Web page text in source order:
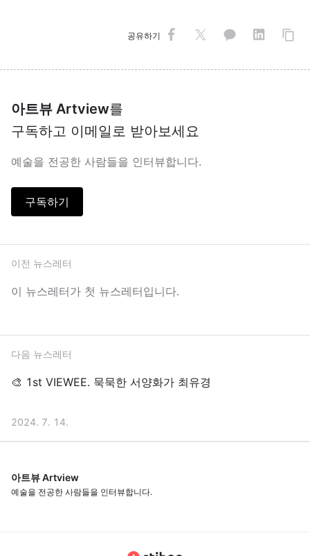
공유하기
아트뷰 Artview를
구독하고 이메일로 받아보세요
예술을 전공한 사람들을 인터뷰합니다.
구독하기
이전 뉴스레터
이 뉴스레터가 첫 뉴스레터입니다.
다음 뉴스레터
🎨 1st VIEWEE. 묵묵한 서양화가 최유경
2024. 7. 14.
아트뷰 Artview
예술을 전공한 사람들을 인터뷰합니다.